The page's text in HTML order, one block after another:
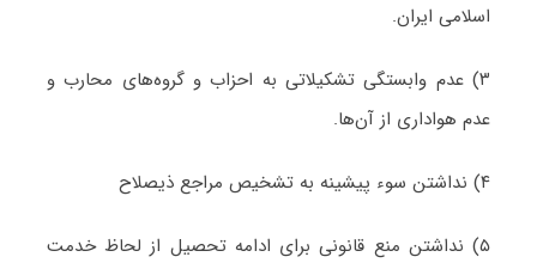
اسلامی ایران.
۳) عدم وابستگی تشکیلاتی به احزاب و گروه‌های محارب و
عدم هواداری از آن‌ها.
۴) نداشتن سوء پیشینه به تشخیص مراجع ذیصلاح
۵) نداشتن منع قانونی برای ادامه تحصیل از لحاظ خدمت